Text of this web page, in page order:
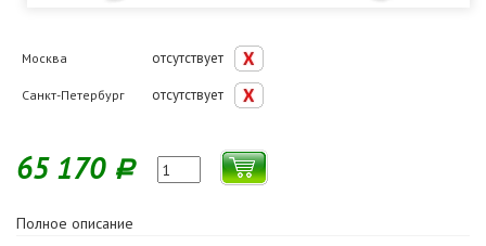
Москва отсутствует
Санкт-Петербург отсутствует
65 170 Р
Полное описание